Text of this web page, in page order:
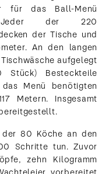
für das Ball-Menü
Jeder der 220
der Tische und
An den langen
aufgelegt
Stück) Besteckteile
Menü benötigten
Metern. Insgesamt
80 Köche an den
Schritte tun. Zuvor
zehn Kilogramm